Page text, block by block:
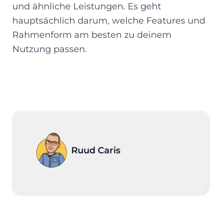
und ähnliche Leistungen. Es geht
hauptsächlich darum, welche Features und
Rahmenform am besten zu deinem
Nutzung passen.
Ruud Caris